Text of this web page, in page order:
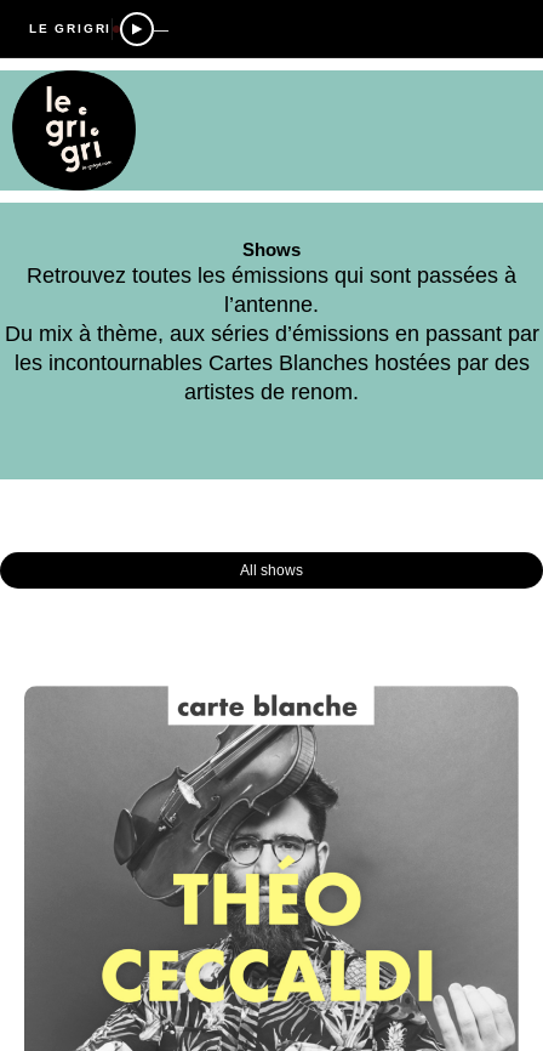
LE GRIGRI —
Shows
Retrouvez toutes les émissions qui sont passées à
l’antenne.
Du mix à thème, aux séries d’émissions en passant par
les incontournables Cartes Blanches hostées par des
artistes de renom.
All shows